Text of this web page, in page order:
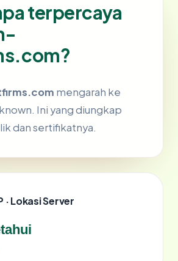
terpercaya
mengarah ke
Ini yang diungkap
dan sertifikatnya.
· Lokasi Server